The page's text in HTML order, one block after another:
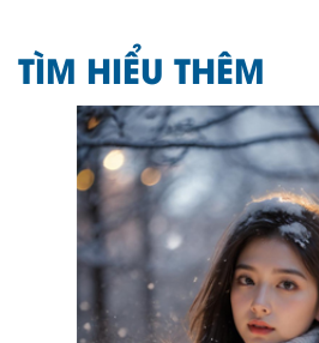
TÌM HIỂU THÊM